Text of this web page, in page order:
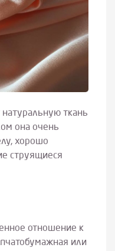
ткань
она очень
хорошо
струящиеся
отношение к
или